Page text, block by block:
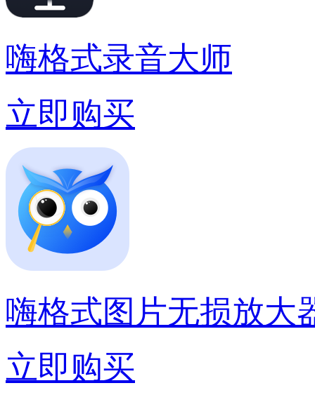
嗨格式录音大师
立即购买
嗨格式图片无损放大
立即购买